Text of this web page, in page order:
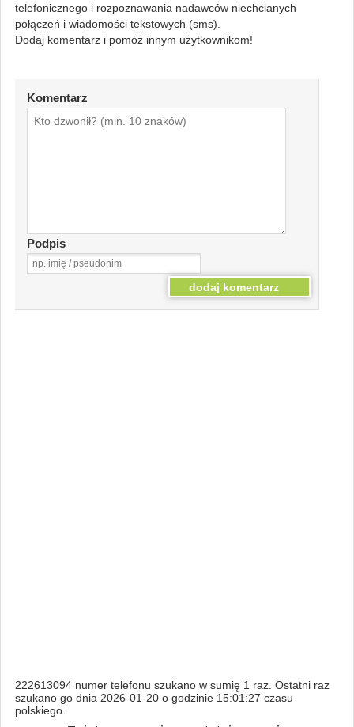
telefonicznego i rozpoznawania nadawców niechcianych
połączeń i wiadomości tekstowych (sms).
Dodaj komentarz i pomóż innym użytkownikom!
Komentarz
Podpis
222613094 numer telefonu szukano w sumię 1 raz. Ostatni raz
szukano go dnia 2026-01-20 o godzinie 15:01:27 czasu
polskiego.